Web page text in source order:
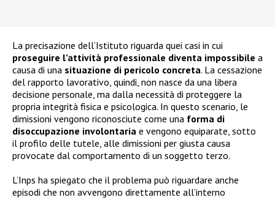
La precisazione dell’Istituto riguarda quei casi in cui
proseguire l’attività professionale diventa impossibile a
causa di una situazione di pericolo concreta. La cessazione
del rapporto lavorativo, quindi, non nasce da una libera
decisione personale, ma dalla necessità di proteggere la
propria integrità fisica e psicologica. In questo scenario, le
dimissioni vengono riconosciute come una forma di
disoccupazione involontaria e vengono equiparate, sotto
il profilo delle tutele, alle dimissioni per giusta causa
provocate dal comportamento di un soggetto terzo.
L’Inps ha spiegato che il problema può riguardare anche
episodi che non avvengono direttamente all’interno